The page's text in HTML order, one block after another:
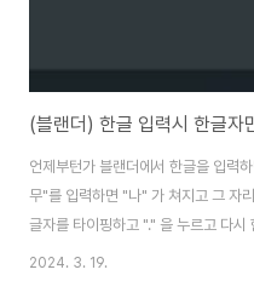
(블랜더) 한글 입력시 한글자
언제부턴가 블랜더에서 한글을 입력
무"를 입력하면 "나" 가 쳐지고 그 자
글자를 타이핑하고 "." 을 누르고 다시
불편하게 사용하고 있었다. 윈도우11
2024. 3. 19.